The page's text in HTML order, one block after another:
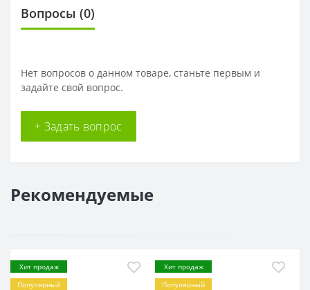
Вопросы (0)
Нет вопросов о данном товаре, станьте первым и
задайте свой вопрос.
+ Задать вопрос
Рекомендуемые
Хит продаж
Популярный
Хит продаж
Популярный